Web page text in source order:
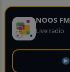
NOOS FM
Live radio